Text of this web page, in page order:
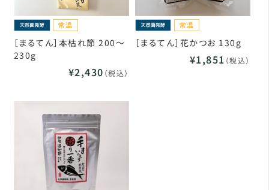
［まるてん］本枯れ節 200～
230g
¥2,430 （税込）
［まるてん］花かつお 130g
¥1,851 （税込）